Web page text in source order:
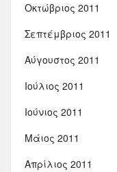
Οκτώβριος 2011
Σεπτέμβριος 2011
Αύγουστος 2011
Ιούλιος 2011
Ιούνιος 2011
Μάιος 2011
Απρίλιος 2011